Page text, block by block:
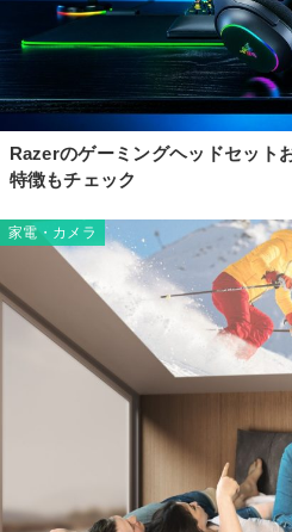
Razerのゲーミングヘッドセット
特徴もチェック
家電・カメラ